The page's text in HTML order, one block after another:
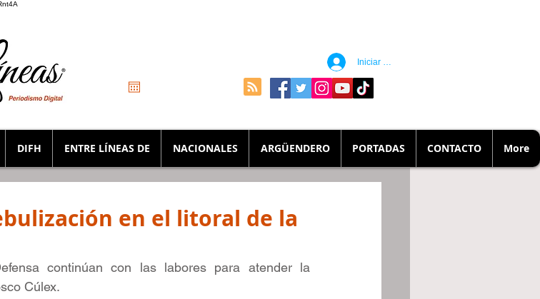
Iniciar sesión
DIFH ENTRE LÍNEAS DE NACIONALES ARGÜENDERO PORTADAS CONTACTO More
en el litoral de la
continúan con las labores para atender la
Cúlex.